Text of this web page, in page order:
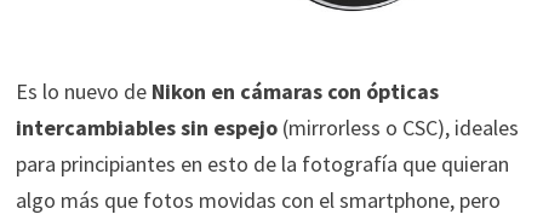
Es lo nuevo de Nikon en cámaras con ópticas
intercambiables sin espejo(mirrorless o CSC), ideales
para principiantes en esto de la fotografía que quieran
algo más que fotos movidas con el smartphone, pero